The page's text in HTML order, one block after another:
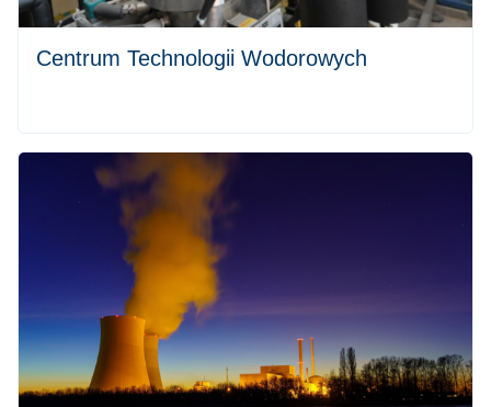
Centrum Technologii Wodorowych